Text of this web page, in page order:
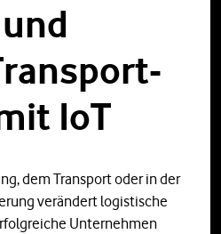
IoT
dem Transport oder in der
verändert logistische
Unternehmen